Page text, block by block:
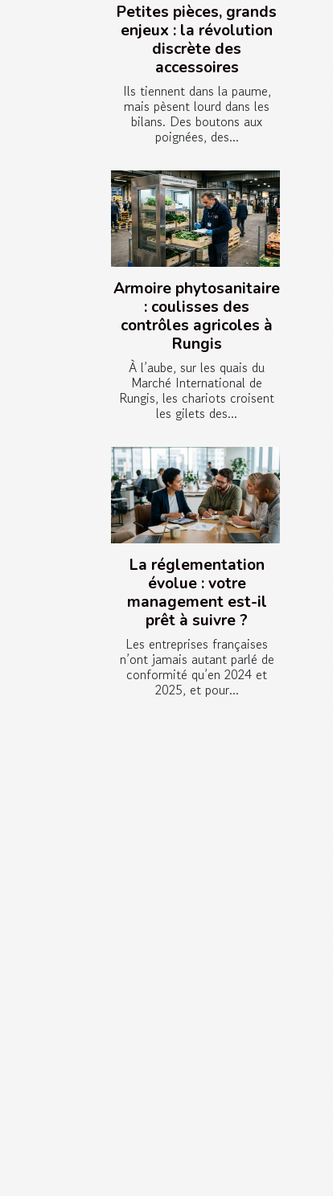
Petites pièces, grands
enjeux : la révolution
discrète des
accessoires
Ils tiennent dans la paume,
mais pèsent lourd dans les
bilans. Des boutons aux
poignées, des...
Armoire phytosanitaire
: coulisses des
contrôles agricoles à
Rungis
À l’aube, sur les quais du
Marché International de
Rungis, les chariots croisent
les gilets des...
La réglementation
évolue : votre
management est-il
prêt à suivre ?
Les entreprises françaises
n’ont jamais autant parlé de
conformité qu’en 2024 et
2025, et pour...